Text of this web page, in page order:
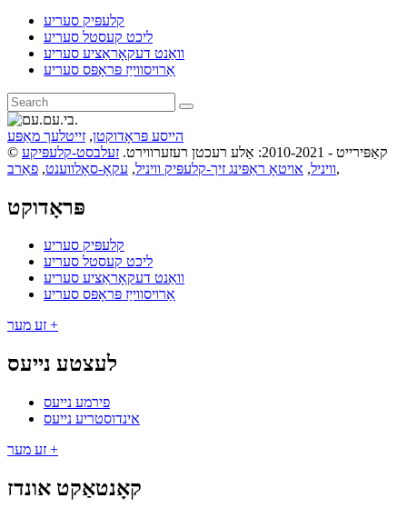
קלעפּיק סעריע
ליכט קעסטל סעריע
וואַנט דעקאָראַציע סעריע
אַרויסווייַז פּראָפּס סעריע
הייסע פּראָדוקטן, זייטלעך מאַפּע
© קאַפּירייט - 2010-2021: אַלע רעכטן רעזערווירט.
זעלבסט-קלעפּיקע
וויניל, אויטאָ ראַפּינג זיך-קלעפּיק וויניל, עקאָ-סאָלווענט, פאַרב ,
פּראָדוקט
קלעפּיק סעריע
ליכט קעסטל סעריע
וואַנט דעקאָראַציע סעריע
אַרויסווייַז פּראָפּס סעריע
זע מער +
לעצטע נייעס
פירמע נייעס
אינדוסטריע נייעס
זע מער +
קאָנטאַקט אונדז